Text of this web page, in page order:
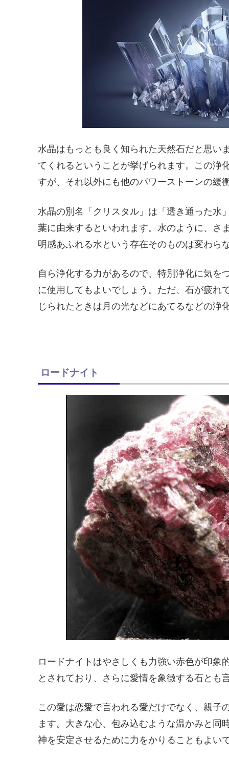
水晶はもっとも良く知られた天然石だと思い
てくれるということが挙げられます。この浄
すが、それ以外にも他のパワーストーンの緩
水晶の別名「クリスタル」は「透き通った水
葉に由来するといわれます。水のように、さ
明感あふれる水という存在そのものは変わら
自ら浄化する力があるので、特別浄化に気を
に使用してもよいでしょう。ただ、石が疲れ
じられたときは月の光などにあてるなどの浄
ロードナイト
ロードナイトはやさしくも力強い赤色が印象
とされており、さらに愛情を象徴する石とも
この愛は恋愛で言われる愛だけでなく、親子
ます。大きな心、包み込むような温かみと
神を安定させるために力をかりることもよい